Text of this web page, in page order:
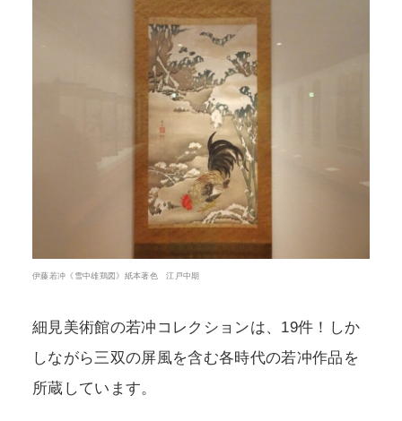
伊藤若冲《雪中雄鶏図》紙本著色 江戸中期
細見美術館の若冲コレクションは、19件！しか
しながら三双の屏風を含む各時代の若冲作品を
所蔵しています。